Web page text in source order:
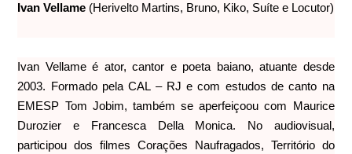
Ivan Vellame (Herivelto Martins, Bruno, Kiko, Suíte e Locutor)
Ivan Vellame é ator, cantor e poeta baiano, atuante desde
2003. Formado pela CAL – RJ e com estudos de canto na
EMESP Tom Jobim, também se aperfeiçoou com Maurice
Durozier e Francesca Della Monica. No audiovisual,
participou dos filmes Corações Naufragados, Território do